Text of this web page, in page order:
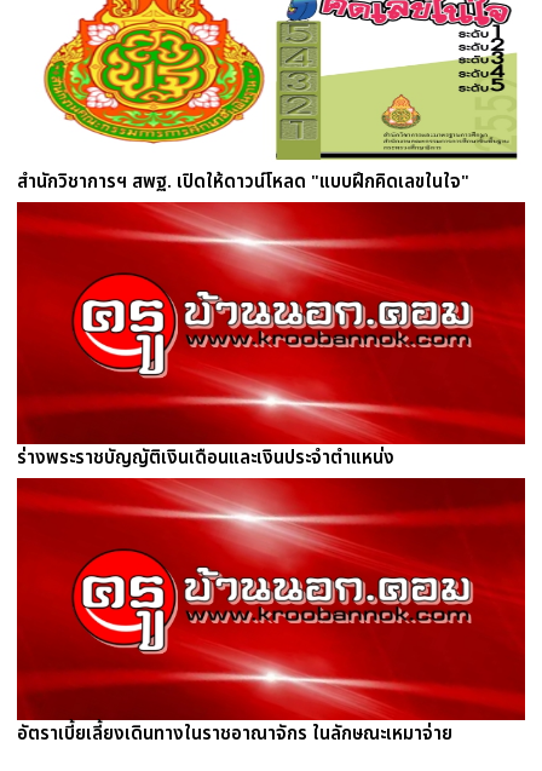
สำนักวิชาการฯ สพฐ. เปิดให้ดาวน์โหลด "แบบฝึกคิดเลขในใจ"
ร่างพระราชบัญญัติเงินเดือนและเงินประจำตำแหน่ง
อัตราเบี้ยเลี้ยงเดินทางในราชอาณาจักร ในลักษณะเหมาจ่าย